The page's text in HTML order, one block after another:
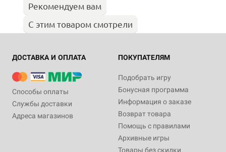
Рекомендуем вам
С этим товаром смотрели
ДОСТАВКА И ОПЛАТА
Способы оплаты
Службы доставки
Адреса магазинов
ПОКУПАТЕЛЯМ
Подобрать игру
Бонусная программа
Информация о заказе
Возврат товара
Помощь с правилами
Архивные игры
Товары без скидки